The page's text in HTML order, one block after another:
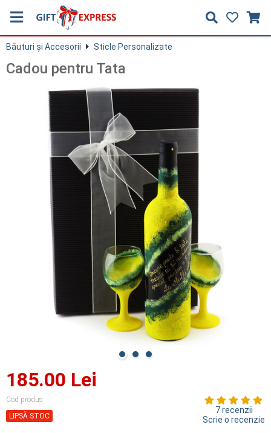
Băuturi și Accesorii Sticle Personalizate
Cadou pentru Tata
185.00 Lei
Cod produs
LIPSĂ STOC
7 recenzii
Scrie o recenzie